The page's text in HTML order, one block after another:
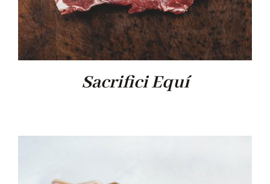
Sacrifici Equí